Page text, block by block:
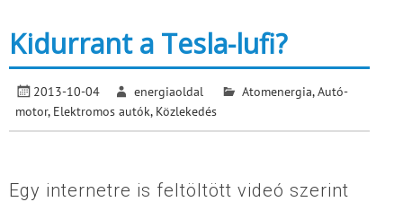
Kidurrant a Tesla-lufi?
2013-10-04 energiaoldal Atomenergia,Autó-
motor, Elektromos autók, Közlekedés
Egy internetre is feltöltött videó szerint